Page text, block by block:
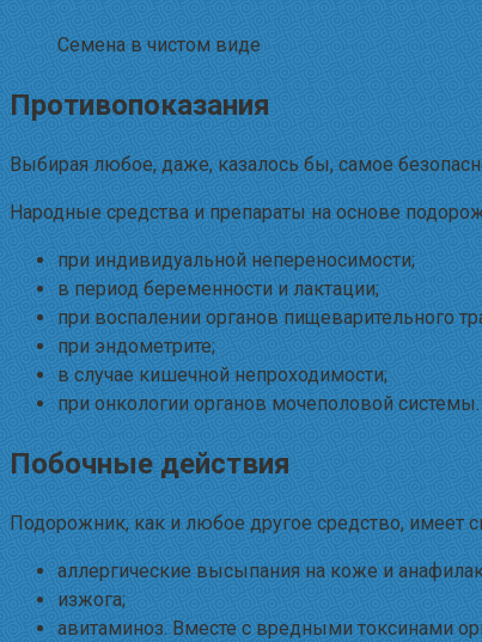
Семена в чистом виде
Противопоказания
Выбирая любое, даже, казалось бы, самое
Народные средства и препараты на основе
при индивидуальной непереносимости;
в период беременности и лактации;
при воспалении органов пищеварительного
при эндометрите;
в случае кишечной непроходимости;
при онкологии органов мочеполовой системы.
Побочные действия
Подорожник, как и любое другое средство, имеет
аллергические высыпания на коже и
изжога;
авитаминоз. Вместе с вредными токсинами